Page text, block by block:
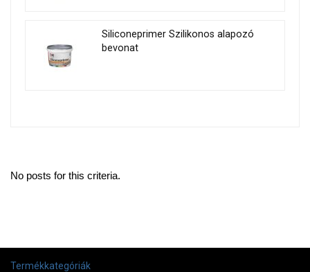
Siliconeprimer Szilikonos alapozó
bevonat
No posts for this criteria.
Termékkategóriák